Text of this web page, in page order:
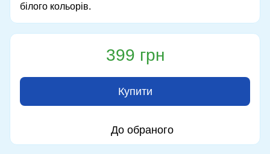
білого кольорів.
399 грн
Купити
До обраного